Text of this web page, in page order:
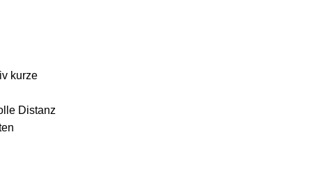
kurze
Distanz